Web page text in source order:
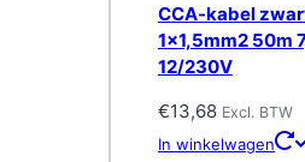
CCA-kabel
1×1,5mm2 50m
12/230V
€13,68 Excl. BTW
In winkelwagen